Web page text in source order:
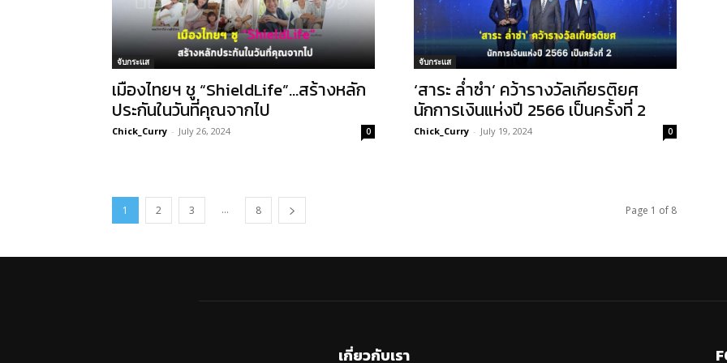
จับกระแส
เมืองไทยฯ ชู “ShieldLife”…สร้างหลัก
ประกันในวันที่คุณจากไป
Chick_Curry - July 26, 2024 0
จับกระแส
‘สาระ ล่ำซำ’ คว้ารางวัลเกียรติยศ
นักการเงินแห่งปี 2566 เป็นครั้งที่ 2
Chick_Curry - July 19, 2024 0
1 2 3 ... 8 Page 1 of 8
เกี่ยวกับเรา